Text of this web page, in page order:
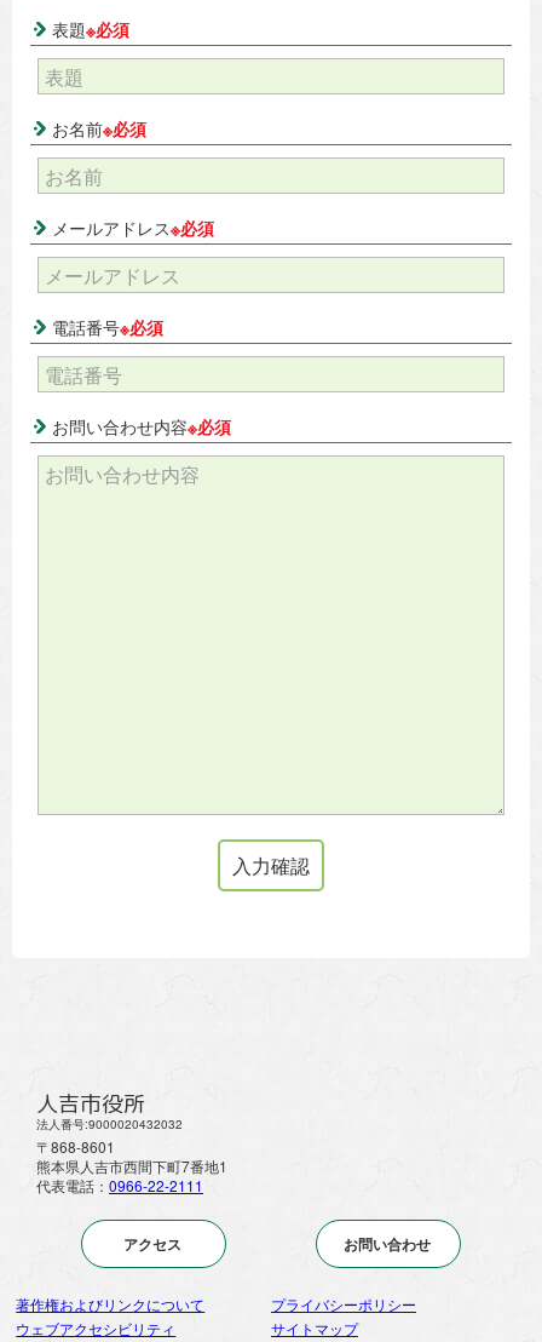
表題※必須
お名前※必須
メールアドレス※必須
電話番号※必須
お問い合わせ内容※必須
人吉市役所
法人番号:9000020432032
〒868-8601
熊本県人吉市西間下町7番地1
代表電話： 0966-22-2111
アクセス お問い合わせ
著作権およびリンクについて
プライバシーポリシー
ウェブアクセシビリティ
サイトマップ